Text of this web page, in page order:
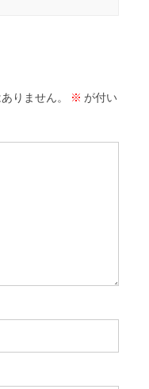
りません。 ※ が付い